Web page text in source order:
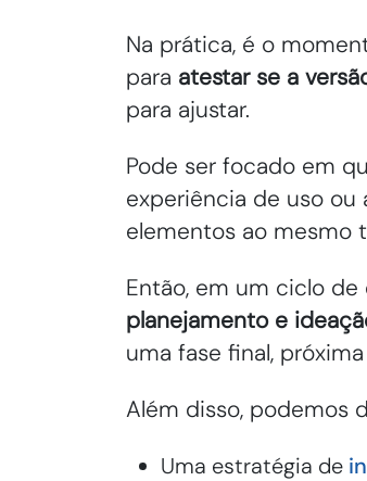
Na prática, é o
para atestar se a
para ajustar.
Pode ser focado em
experiência de uso ou
elementos ao mesmo
Então, em um ciclo
planejamento e
uma fase final,
Além disso, podemos
Uma estratégia de